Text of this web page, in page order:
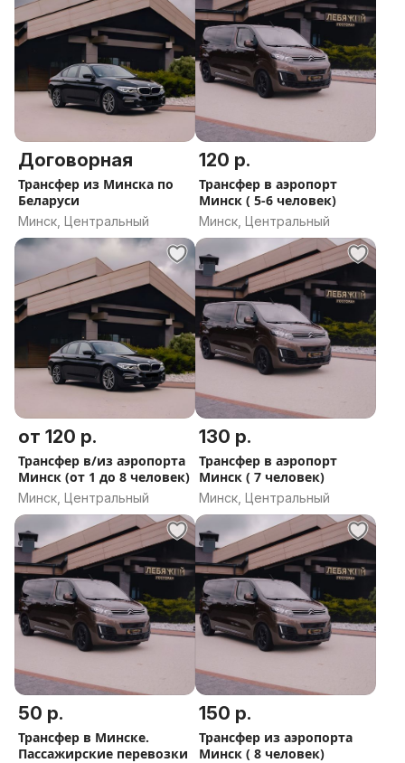
вместе составим идеальный маршрут под ваш
запрос.
Договорная
Трансфер из Минска по
Беларуси
Минск, Центральный
120 р.
Трансфер в аэропорт
Минск ( 5-6 человек)
Минск, Центральный
от 120 р.
Трансфер в/из аэропорта
Минск (от 1 до 8 человек)
Минск, Центральный
130 р.
Трансфер в аэропорт
Минск ( 7 человек)
Минск, Центральный
50 р.
Трансфер в Минске.
Пассажирские перевозки
150 р.
Трансфер из аэропорта
Минск ( 8 человек)